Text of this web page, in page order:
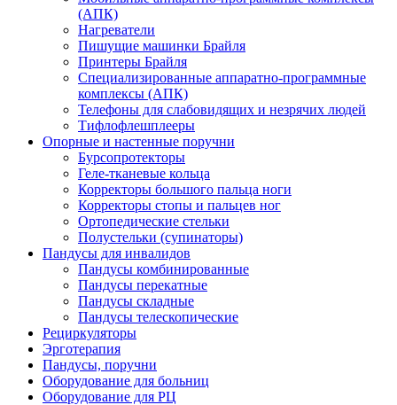
(АПК)
Нагреватели
Пишущие машинки Брайля
Принтеры Брайля
Специализированные аппаратно-программные
комплексы (АПК)
Телефоны для слабовидящих и незрячих людей
Тифлофлешплееры
Опорные и настенные поручни
Бурсопротекторы
Геле-тканевые кольца
Корректоры большого пальца ноги
Корректоры стопы и пальцев ног
Ортопедические стельки
Полустельки (супинаторы)
Пандусы для инвалидов
Пандусы комбинированные
Пандусы перекатные
Пандусы складные
Пандусы телескопические
Рециркуляторы
Эрготерапия
Пандусы, поручни
Оборудование для больниц
Оборудование для РЦ